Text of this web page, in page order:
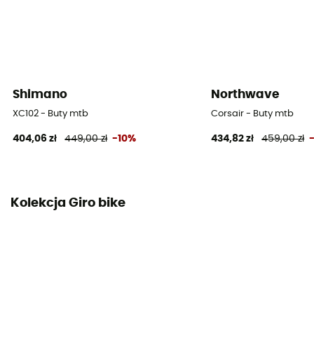
Shimano
XC102 - Buty mtb
404,06 zł 449,00 zł -10%
Northwave
Corsair - Buty mtb
434,82 zł 459,00 zł
Kolekcja Giro bike